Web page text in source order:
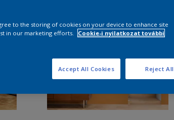
to the storing of cookies on your device to enhance site
in our marketing efforts.
Cookie-i nyilatkozat további
Reject All
Accept All Cookies